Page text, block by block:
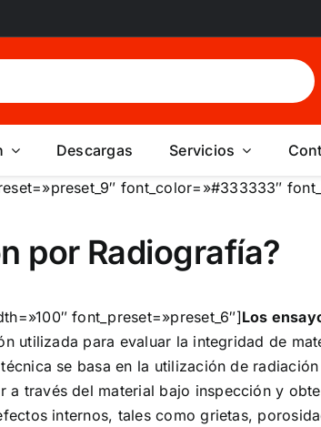
Descargas Servicios
font_color=»#333333″
por Radiografía?
font_preset=»preset_6″]Los
utilizada para evaluar la integridad de
se basa en la utilización de
través del material bajo inspección y
internos, tales como grietas,